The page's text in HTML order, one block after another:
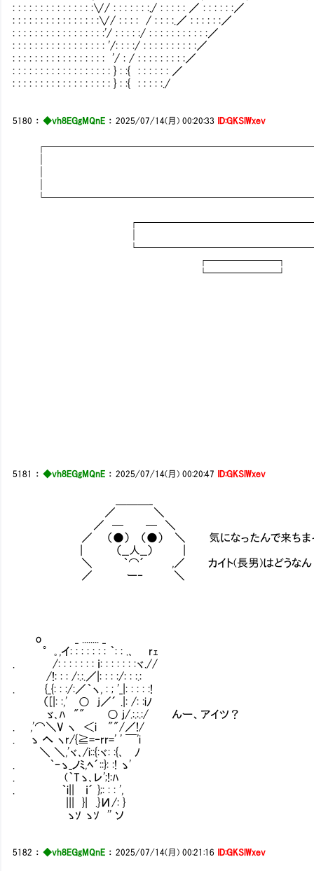
: : : : : : : : : : : : : : :∨/ : : : : : : :./ : : : : : ／ : : : : : :／
: : : : : : : : : : : : : : : :∨/ : : : : / : : : :.／ : : : : : :／
: : : : : : : : : : : : : : : : :'/ : : : : :/ : : : : : : : : : : :／
: : : : : : : : : : : : : : : : : '/: : : :/ : : : : : : : : : :／
: : : : : : : : : : : : : : : : : '/ : / : : : : : : : : :／
: : : : : : : : : : : : : : : : : : } : :{ : : : : : : ／
: : : : : : : : : : : : : : : : : : } : :{ : : : : :./
5180 ：◆vh8EGgMQnE ：2025/07/14(月) 00:20:33 ID:GKSlWxev
┌──────┐
└──────┘
5181 ：◆vh8EGgMQnE ：2025/07/14(月) 00:20:47 ID:GKSlWxev
／ ＼
／ ─ ─ ＼
／ （●） （●） ＼ 気になったんで来ちまっ
| （__人__） |
＼ ｀⌒´ ,／ カイト(長男)はどうなん
／ ー‐ ＼
o _ ........ _
°｡,イ: : : : : : : ｀: : .､ rｪ
. /: : : : : : : ｉ: : : : : : :ヾ.//
/!: : : /:.:.／|: : : :/: : :.:Ⅵ
. {_{: : :/:／｀ヽ, : ; '_|: : : : :!
（[|: :,' ○ j／´ .|: /: :iﾉ
ゞ､ﾊ "" ○ j/.:.:.:/ んー、アイツ？
. ,'⌒＼V ヽ ＜i ""/／!/
. ゝ へ ヽr/{≧=‐rr=' ' ￣'i
＼ ＼,'ヾ､/i::{:ヾ: :{､ ﾉ
. ｀ｰゝ_ノﾐ,ﾍ´::}: :! ゝ'
. (｀Tゝ､レ';!:ﾊ
. ｀i|| ｉ´ };: : : ',
||| }| .}И/: }
ゝｿ ゝｿ '' ソ
5182 ：◆vh8EGgMQnE ：2025/07/14(月) 00:21:16 ID:GKSlWxev